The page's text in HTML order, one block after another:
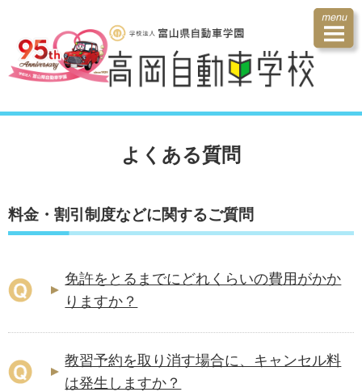
よくある質問
料金・割引制度などに関するご質問
免許をとるまでにどれくらいの費用がかか
りますか？
教習予約を取り消す場合に、キャンセル料
は発生しますか？